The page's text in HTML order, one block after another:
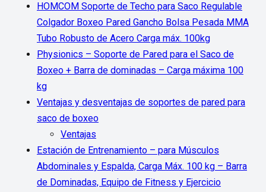
HOMCOM Soporte de Techo para Saco Regulable
Colgador Boxeo Pared Gancho Bolsa Pesada MMA
Tubo Robusto de Acero Carga máx. 100kg
Physionics – Soporte de Pared para el Saco de
Boxeo + Barra de dominadas – Carga máxima 100
kg
Ventajas y desventajas de soportes de pared para
saco de boxeo
Ventajas
Estación de Entrenamiento – para Músculos
Abdominales y Espalda, Carga Máx. 100 kg – Barra
de Dominadas, Equipo de Fitness y Ejercicio